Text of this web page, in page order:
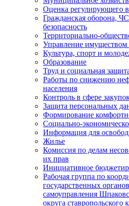
Оценка регулирующего
Гражданская оборона,
безопасность
Территориально-
Управление имуществом
Культура, спорт и
Образование
Труд и социальная
Работы по снижению
населения
Контроль в сфере
Защита персональных
Формирование
Социально-
Информация для
Жилье
Комиссия по делам
их прав
Инициативное
Рабочая группа по
государственных
самоуправления
округа ставропольского